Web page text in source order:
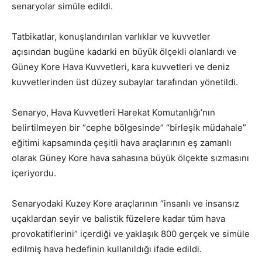
senaryolar simüle edildi.
Tatbikatlar, konuşlandırılan varlıklar ve kuvvetler
açısından bugüne kadarki en büyük ölçekli olanlardı ve
Güney Kore Hava Kuvvetleri, kara kuvvetleri ve deniz
kuvvetlerinden üst düzey subaylar tarafından yönetildi.
Senaryo, Hava Kuvvetleri Harekat Komutanlığı’nın
belirtilmeyen bir “cephe bölgesinde” “birleşik müdahale”
eğitimi kapsamında çeşitli hava araçlarının eş zamanlı
olarak Güney Kore hava sahasına büyük ölçekte sızmasını
içeriyordu.
Senaryodaki Kuzey Kore araçlarının “insanlı ve insansız
uçaklardan seyir ve balistik füzelere kadar tüm hava
provokatiflerini” içerdiği ve yaklaşık 800 gerçek ve simüle
edilmiş hava hedefinin kullanıldığı ifade edildi.